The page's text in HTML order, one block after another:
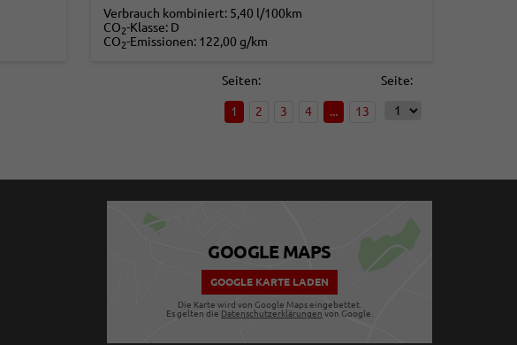
Verbrauch kombiniert: 5,40 l/100km
CO2-Klasse: D
CO2-Emissionen: 122,00 g/km
Seite:
Seiten:
1 2 3 4 ... 13
GOOGLE MAPS
GOOGLE KARTE LADEN
Die Karte wird von Google Maps eingebettet.
Es gelten die Datenschutzerklärungen von Google.